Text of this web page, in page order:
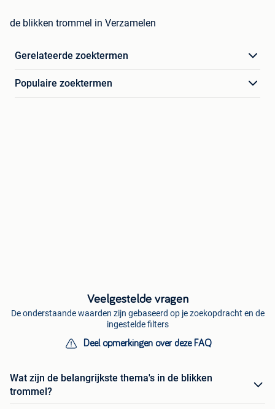
de blikken trommel in Verzamelen
Gerelateerde zoektermen
Populaire zoektermen
Veelgestelde vragen
De onderstaande waarden zijn gebaseerd op je zoekopdracht en de
ingestelde filters
Deel opmerkingen over deze FAQ
Wat zijn de belangrijkste thema's in de blikken
trommel?